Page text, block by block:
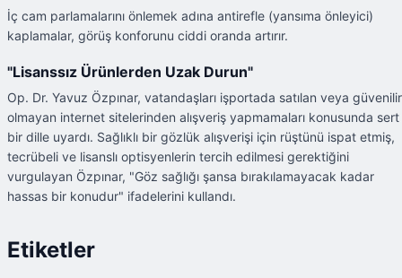
İç cam parlamalarını önlemek adına antirefle (yansıma önleyici)
kaplamalar, görüş konforunu ciddi oranda artırır.
"Lisanssız Ürünlerden Uzak Durun"
Op. Dr. Yavuz Özpınar, vatandaşları işportada satılan veya güvenilir
olmayan internet sitelerinden alışveriş yapmamaları konusunda sert
bir dille uyardı. Sağlıklı bir gözlük alışverişi için rüştünü ispat etmiş,
tecrübeli ve lisanslı optisyenlerin tercih edilmesi gerektiğini
vurgulayan Özpınar, "Göz sağlığı şansa bırakılamayacak kadar
hassas bir konudur" ifadelerini kullandı.
Etiketler